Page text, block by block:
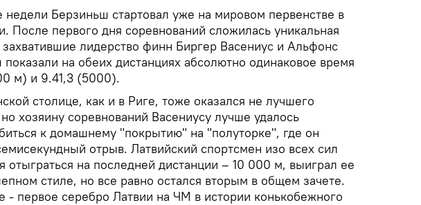
недели Берзиньш стартовал уже на мировом первенстве в
После первого дня соревнований сложилась уникальная
захватившие лидерство финн Биргер Васениус и Альфонс
на обеих дистанциях абсолютно одинаковое время
м) и 9.41,3 (5000).
столице, как и в Риге, тоже оказался не лучшего
но хозяину соревнований Васениусу лучше удалось
к домашнему "покрытию" на "полуторке", где он
отрыв. Латвийский спортсмен изо всех сил
отыграться на последней дистанции – 10 000 м, выиграл ее
стиле, но все равно остался вторым в общем зачете.
- первое серебро Латвии на ЧМ в истории конькобежного